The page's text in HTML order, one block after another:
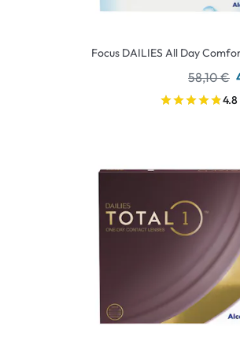
Focus DAILIES All Day
58,10 €